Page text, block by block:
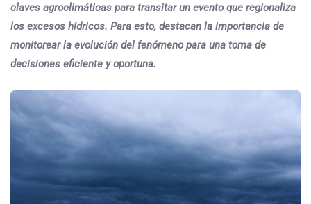
claves agroclimáticas para transitar un evento que regionaliza
los excesos hídricos. Para esto, destacan la importancia de
monitorear la evolución del fenómeno para una toma de
decisiones eficiente y oportuna.